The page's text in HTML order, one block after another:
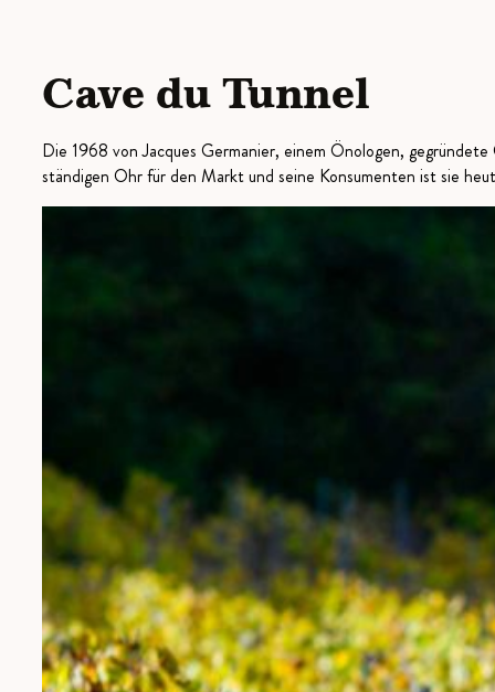
Cave du Tunnel
Die 1968 von Jacques Germanier, einem Önologen,
ständigen Ohr für den Markt und seine Konsumenten ist sie